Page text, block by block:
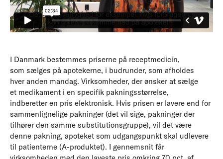
I Danmark bestemmes priserne på receptmedicin,
som sælges på apotekerne, i budrunder, som afholdes
hver anden mandag. Virksomheder, der ønsker at sælge
et medikament i en specifik pakningsstørrelse,
indberetter en pris elektronisk. Hvis prisen er lavere end for
sammenlignelige pakninger (det vil sige, pakninger der
tilhører den samme substitutionsgruppe), vil det være
denne pakning, apoteket som udgangspunkt skal udlevere
til patienterne (A-produktet). I gennemsnit får